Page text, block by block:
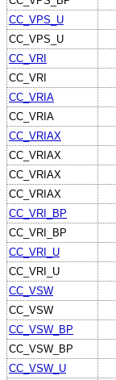
CC_VPS_U
CC_VPS_U
CC_VRI
CC_VRI
CC_VRIA
CC_VRIA
CC_VRIAX
CC_VRIAX
CC_VRIAX
CC_VRIAX
CC_VRI_BP
CC_VRI_BP
CC_VRI_U
CC_VRI_U
CC_VSW
CC_VSW
CC_VSW_BP
CC_VSW_BP
CC_VSW_U